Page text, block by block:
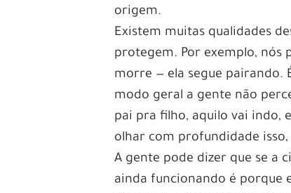
origem.
Existem muitas qualidades
protegem. Por exemplo, nós
morre — ela segue pairando.
modo geral a gente não
pai pra filho, aquilo vai indo,
olhar com profundidade isso,
A gente pode dizer que se a
ainda funcionando é porque